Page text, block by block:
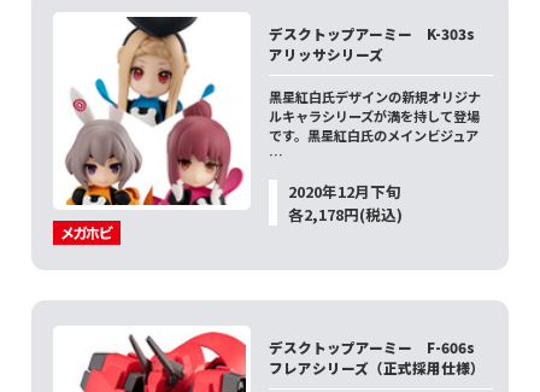
デスクトップアーミー K-303s
アリッサシリーズ
黒星紅白氏デザインの新規オリジナ
ルキャラシリーズが満を持して登場
です。黒星紅白氏のメインビジュア
…
2020年12月下旬
各2,178円(税込)
デスクトップアーミー F-606s
フレアシリーズ（正式採用仕様）